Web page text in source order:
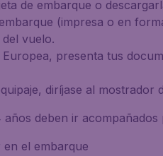
de embarque o
(impresa o en
vuelo.
presenta tus
diríjase al
años deben ir
el embarque